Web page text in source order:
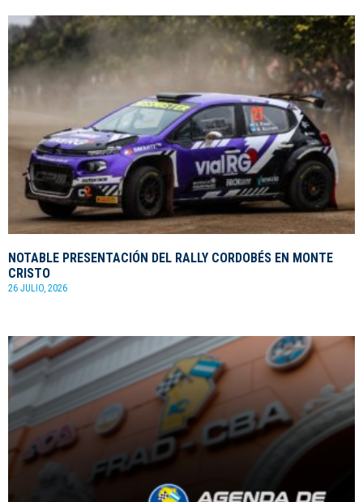
NOTABLE PRESENTACIÓN DEL RALLY CORDOBÉS EN MONTE
CRISTO
26 JULIO, 2026